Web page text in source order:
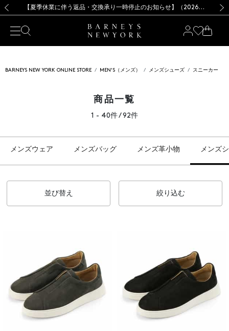
新規登録のお客様も対象！＜MY BARNEYS＞会員のお客様は11,000円（税込）以上のお買上げで常時送料無料！お買い物の際は会員登録を！
【夏季休業に伴う出荷一時停止のお知らせ】(2026.8.7) 【オンラインストア カスタマーセンター夏季休業に関するお知らせ】（2026.8.7）【夏季休業に伴う返品・交換承り一時停止のお知らせ】（2026.8.5）
熊本県を中心とした地震の影響によるお荷物のお届けについて
【開催中】SUMMER SALEのご案内・ご注意事項 新規登録のお客様も対象！＜MY BARNEYS＞会員のお客様は11,000円（税込）以上のお買上げで常時送料無料！お買い物の際は会員登録を！
【夏季休業に伴う出荷一時停止のお知らせ】(2026.8.7)
BARNEYS NEW YORK ONLINE STORE MEN'S（メンズ） メンズシューズ スニーカー
商品一覧
1 - 40件 / 92件
メンズウェア メンズバッグ メンズ革小物 メンズ
並び替え 絞り込む